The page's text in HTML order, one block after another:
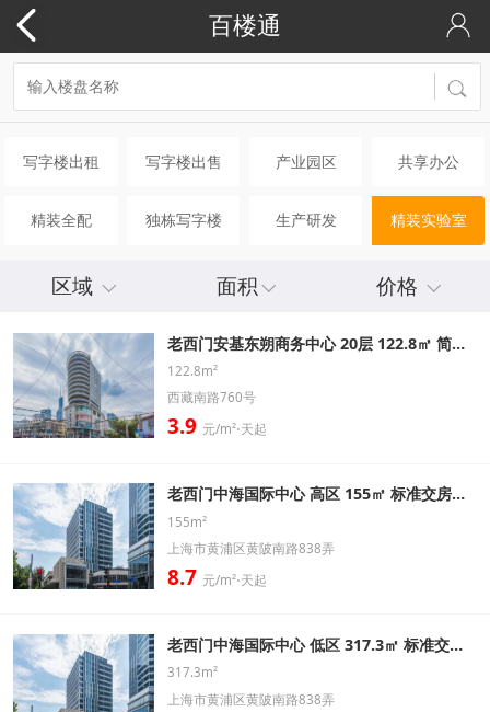
百楼通
写字楼出租 写字楼出售 产业园区 共享办公
精装全配 独栋写字楼 生产研发 精装实验室
区域 面积 价格
老西门安基东朔商务中心 20层 122.8㎡ 简装办公室出租信息
122.8m²
西藏南路760号
3.9 元/m²⋅天起
老西门中海国际中心 高区 155㎡ 标准交房办公室出租信息
155m²
上海市黄浦区黄陂南路838弄
8.7 元/m²⋅天起
老西门中海国际中心 低区 317.3㎡ 标准交房办公室出租信息
317.3m²
上海市黄浦区黄陂南路838弄